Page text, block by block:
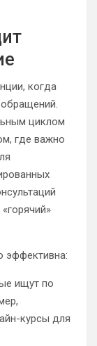
когда
циклом
где важно
эффективна:
ищут по
курсы для